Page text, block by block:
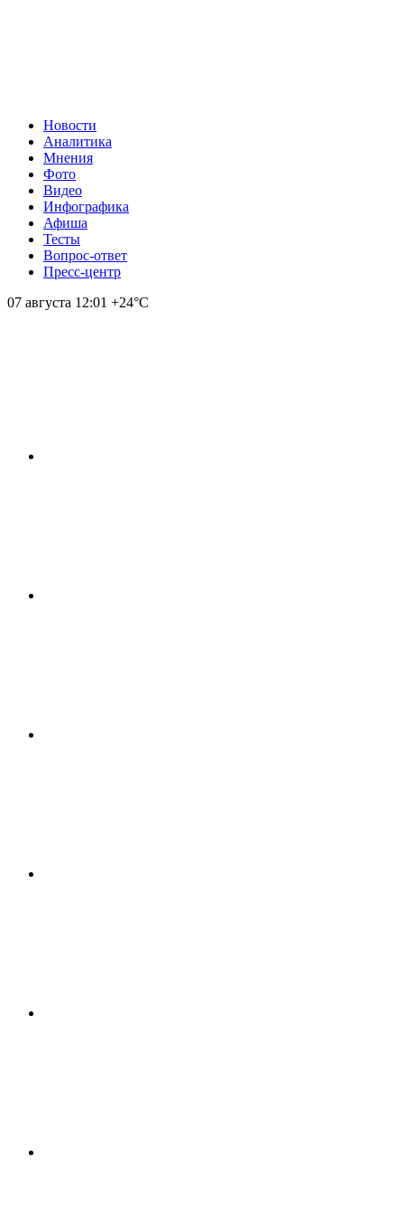
Новости
Аналитика
Мнения
Фото
Видео
Инфографика
Афиша
Тесты
Вопрос-ответ
Пресс-центр
07 августа 12:01 +24°С